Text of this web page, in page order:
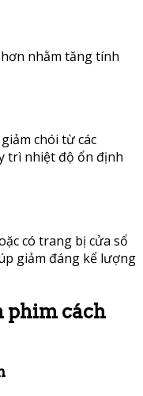
nhằm tăng tính
chói từ các
trì nhiệt độ ổn định
có trang bị cửa sổ
giảm đáng kể lượng
phim cách